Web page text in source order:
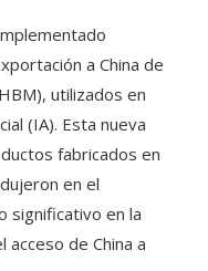
a China de
utilizados en
(IA). Esta nueva
fabricados en
en el
significativo en la
de China a